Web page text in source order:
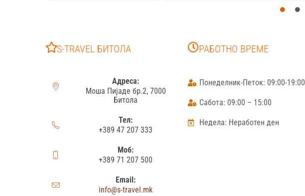
S-TRAVEL БИТОЛА
Адреса:
Моша Пијаде бр.2, 7000
Битола
Тел:
+389 47 207 333
Моб:
+389 71 207 500
Email:
info@s-travel.mk
РАБОТНО ВРЕМЕ
Понеделник-Петок: 09:00-19:00
Сабота: 09:00 – 15:00
Недела: Неработен ден